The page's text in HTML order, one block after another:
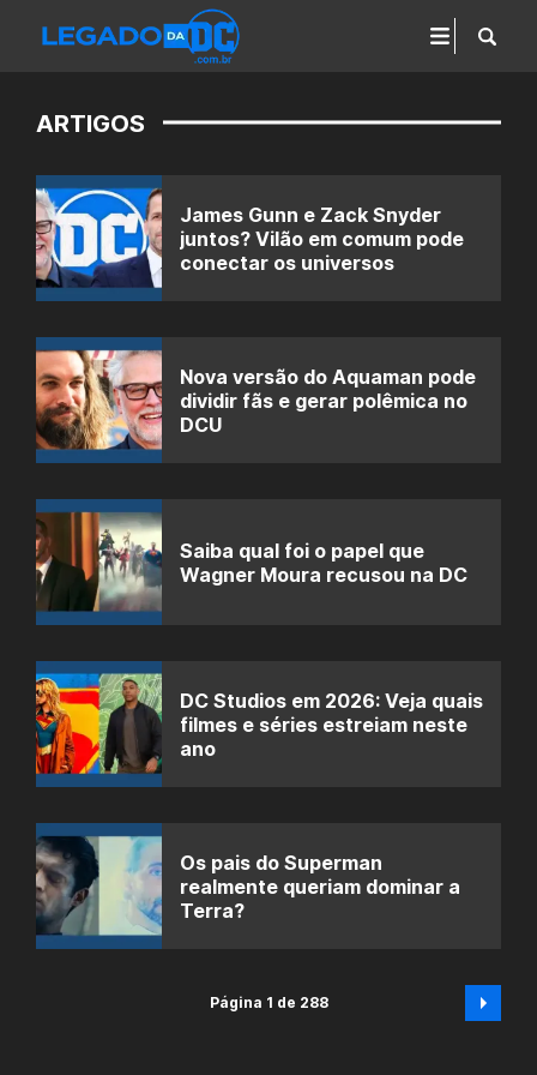
ARTIGOS
James Gunn e Zack Snyder
juntos? Vilão em comum pode
conectar os universos
Nova versão do Aquaman pode
dividir fãs e gerar polêmica no
DCU
Saiba qual foi o papel que
Wagner Moura recusou na DC
DC Studios em 2026: Veja quais
filmes e séries estreiam neste
ano
Os pais do Superman
realmente queriam dominar a
Terra?
Página 1 de 288